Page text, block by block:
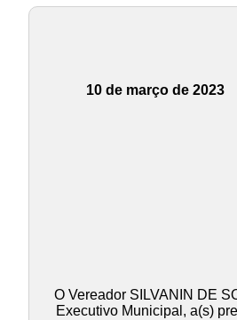
10 de março de 2023
O Vereador SILVANIN DE
Executivo Municipal, a(s)